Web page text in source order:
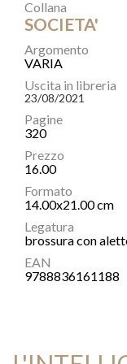
Collana
SOCIETA'
Argomento
VARIA
Uscita in libreria
23/08/2021
Pagine
320
Prezzo
16.00
Formato
14.00x21.00 cm
Legatura
brossura con
EAN
9788836161188